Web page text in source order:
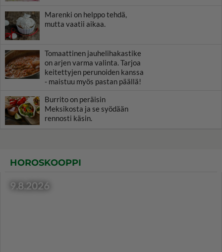
Marenki on helppo tehdä,
mutta vaatii aikaa.
Tomaattinen jauhelihakastike
on arjen varma valinta. Tarjoa
keitettyjen perunoiden kanssa
- maistuu myös pastan päällä!
Burrito on peräisin
Meksikosta ja se syödään
rennosti käsin.
HOROSKOOPPI
9.8.2026